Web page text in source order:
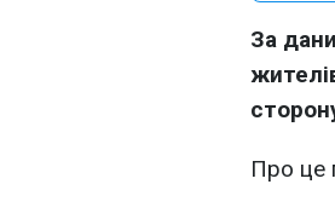
За
Про це